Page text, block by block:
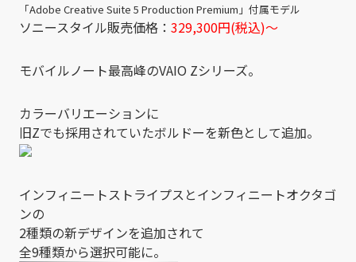
「Adobe Creative Suite 5 Production Premium」付属モデル
ソニースタイル販売価格： 329,300円(税込)～
モバイルノート最高峰のVAIO Zシリーズ。
カラーバリエーションに
旧Zでも採用されていたボルドーを新色として追加。
インフィニートストライプスとインフィニートオクタゴ
ンの
2種類の新デザインを追加されて
全9種類から選択可能に。